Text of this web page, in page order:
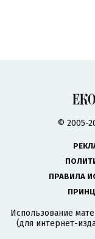
© 2005-
ПРАВИЛА
Использование
(для интернет-